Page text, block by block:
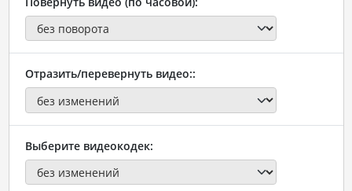
Отразить/перевернуть видео::
Выберите видеокодек: